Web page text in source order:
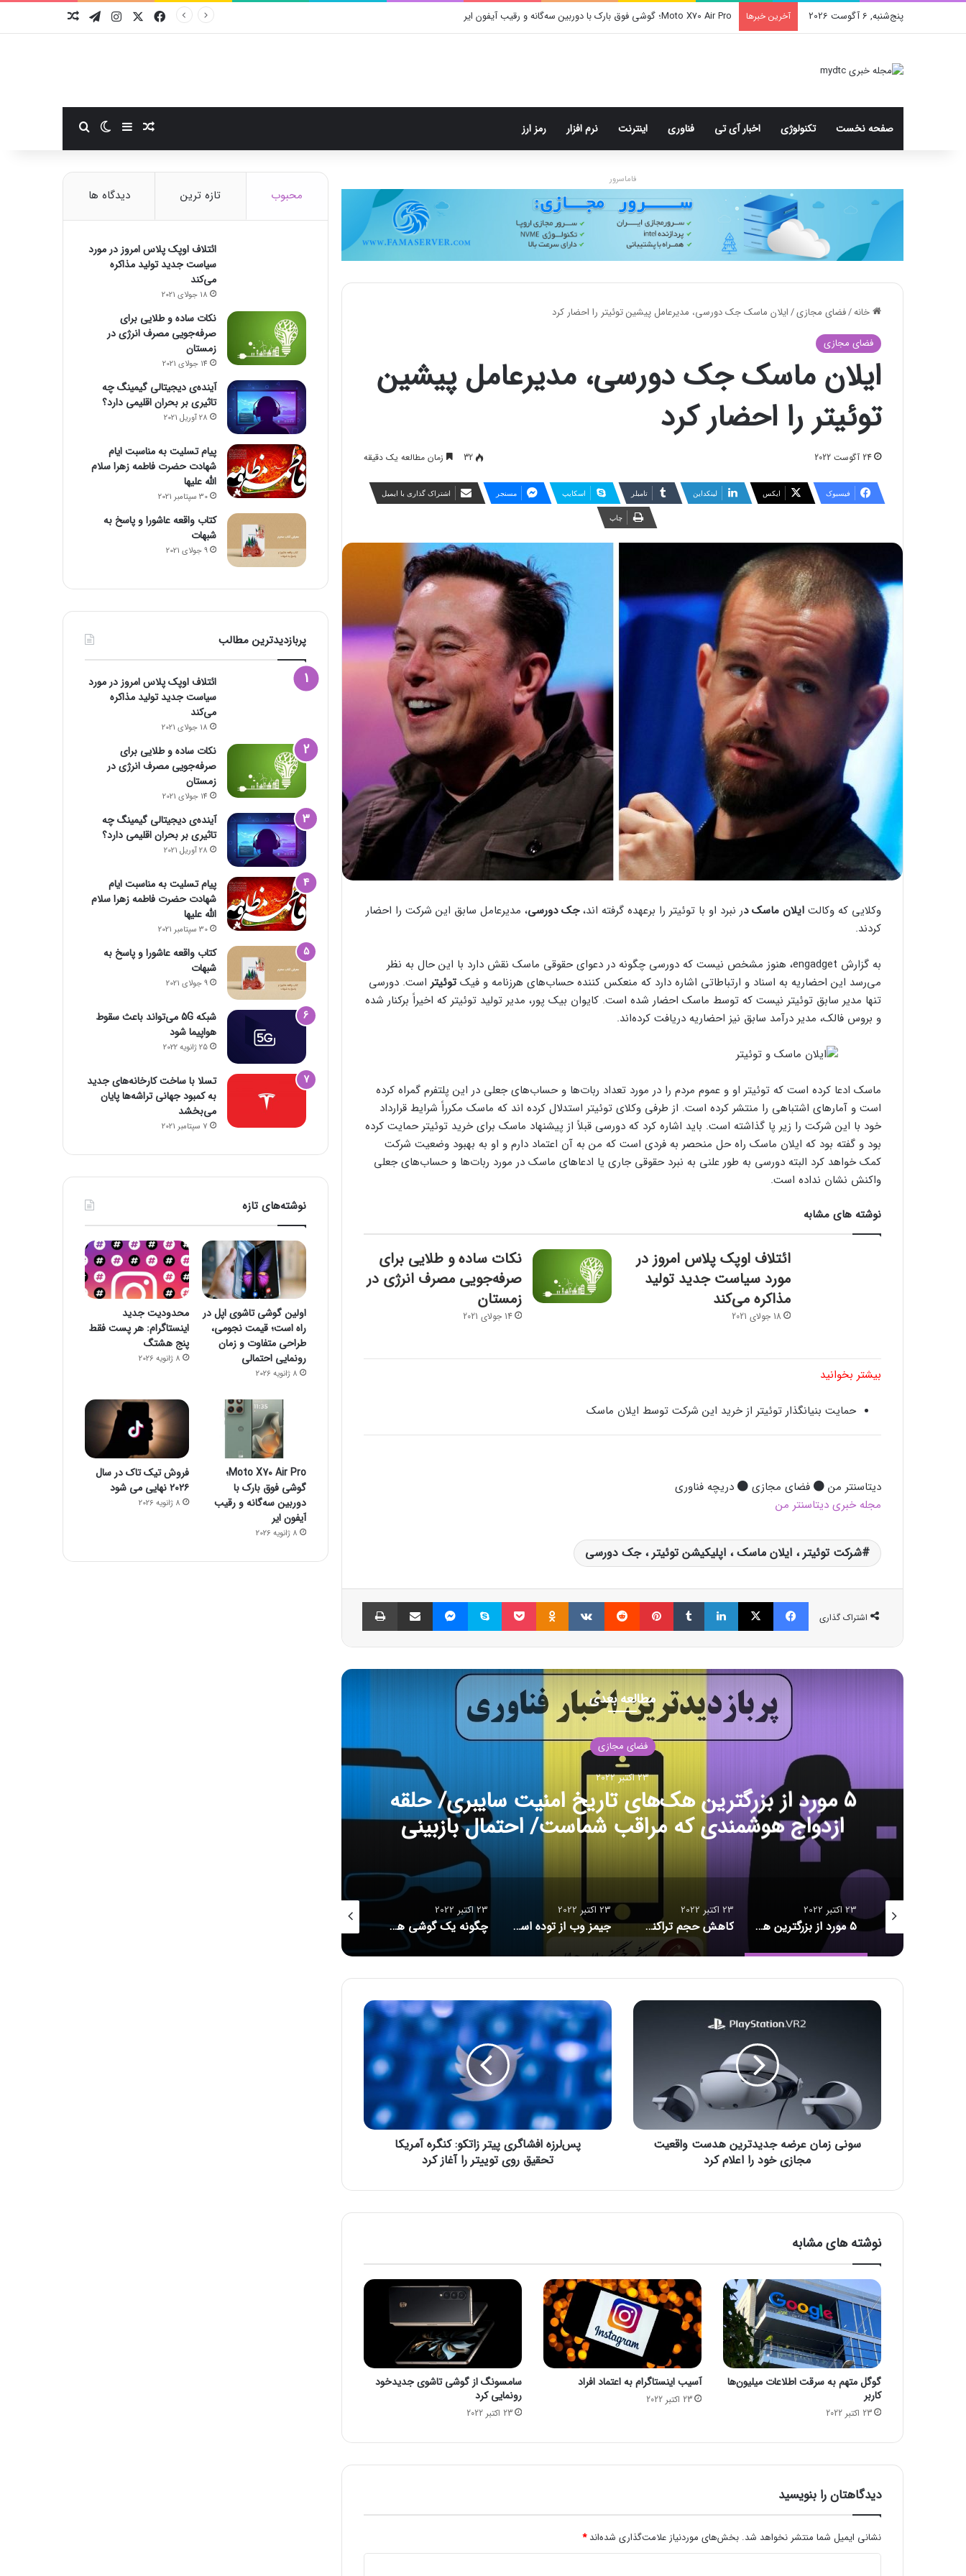
پنج‌شنبه, 6 آگوست 2026 آخرین خبرها Moto X70 Air Pro؛ گوشی فوق بارک با دوربین سه‌گانه و رقیب آیفون ایر فیسبوکایکس اینستاگرام
تلگرام
صفحه نخست تکنولوژی اخبار آی تی فناوری اینترنت نرم افزار رمز ارز نوشته تصادفی
سایدبارتغییر پوسته
فاماسرور
خانه/فضای مجازی/ایلان ماسک جک دورسی، مدیرعامل پیشین توئیتر را احضار کرد
فضای مجازی
ایلان ماسک جک دورسی، مدیرعامل پیشین
توئیتر را احضار کرد
24 آگوست 2022 32 زمان مطالعه یک دقیقه
فیسبوک ایکس لینکداین تامبلر اسکایپ مسنجر اشتراک گذاری با ایمیل
چاپ
وکلایی که وکالت ایلان ماسک در نبرد او با توئیتر را برعهده گرفته اند،جک دورسی، مدیرعامل سابق این شرکت را احضار
کردند.
به گزارش engadget، هنوز مشخص نیست که دورسی چگونه در دعوای حقوقی ماسک نقش دارد با این حال به نظر
می‌رسد این احضاریه به اسناد و ارتباطاتی اشاره دارد که منعکس کننده حساب‌های هرزنامه و فیک توئیتر است. دورسی
تنها مدیر سابق توئیتر نیست که توسط ماسک احضار شده است. کایوان بیک پور، مدیر تولید توئیتر که اخیراً برکنار شده
و بروس فالک، مدیر درآمد سابق نیز احضاریه دریافت کرده‌اند.
ماسک ادعا کرده است که توئیتر او و عموم مردم را در مورد تعداد ربات‌ها و حساب‌های جعلی در این پلتفرم گمراه کرده
است و آمار‌های اشتباهی را منتشر کرده است. از طرفی وکلای توئیتر استدلال کرده اند که ماسک مکرراً شرایط قرارداد
خود با این شرکت را زیر پا گذاشته است. باید اشاره کرد که دورسی قبلاً از پیشنهاد ماسک برای خرید توئیتر حمایت کرده
بود و گفته بود که ایلان ماسک راه حل منحصر به فردی است که من به آن اعتماد دارم و او به بهبود وضعیت شرکت
کمک خواهد کرد البته دورسی به طور علنی به نبرد حقوقی جاری یا ادعا‌های ماسک در مورد ربات‌ها و حساب‌های جعلی
واکنش نشان نداده است.
نوشته های مشابه
ائتلاف اوپک پلاس امروز در
مورد سیاست جدید تولید
مذاکره می‌کند
18 جولای 2021
نکات ساده و طلایی برای
صرفه‌جویی مصرف انرژی در
زمستان
14 جولای 2021
بیشتر بخوانید
حمایت بنیانگذار توئیتر از خرید این شرکت توسط ایلان ماسک
دیتاسنتر من فضای مجازی
دريچه فناوری
مجله خبری دیتاسنتر من
شرکت توئیتر ، ایلان ماسک ، اپلیکیشن توئیتر ، جک دورسی
اشتراک گذاری
فیسبوک ایکس لینکداین تامبلر پینتریست Reddit
VKontakte
Odnoklassniki پاکت اسکایپ مسنجر اشتراک گذاری با ایمیل
مطالعه بعدی
فضای مجازی
23 اکتبر 2022
۵ مورد از بزرگترین هک‌های تاریخ امنیت سایبری/ حلقه
ازدواج هوشمندی که مراقب شماست/ احتمال بازبینی
امنیتی آمریکا از قرارداد ماسک برای خرید توییتر
۱۶ برنامه آلوده از گوگل پلی پاک شدند
23 اکتبر 2022
۵ مورد از بزرگترین هک‌های تاریخ امنیت سایبری/ حلقه ازدواج هوشمندی که مراقب شماست/ احتمال بازبینی امنیتی آمریکا از قرارداد ماسک برای خرید توییتر
23 اکتبر 2022
کاهش حجم تراکنش‌ توکن‌های متاورس
23 اکتبر 2022
جیمز وب از توده اسرار آمیز تصویربرداری کرد
23 اکتبر 2022
چگونه یک گوشی هوشمند می‌تواند خطر مرگ شما را پیش بینی کند؟
س
ع
ج
ت
ر
ی
ن
ه
س
ت
و
ا
ق
ع
ت
ا
ی
خ
و
سونی زمان عرضه جدید‌ترین هدست واقعیت
مجازی خود را اعلام کرد
پ
ل
ر
ز
ه
ا
ف
ش
ی‌
ز
ا
ت
ک
و
:
ن
گ
م
ح
ق
پس‌لرزه افشاگری‌ پیتر زاتکو: کنگره آمریکا
تحقیق روی توییتر را آغاز کرد
نوشته های مشابه
گوگل متهم به سرقت اطلاعات میلیون‌ها
کاربر
23 اکتبر 2022
آسیب اینستاگرام به اعتماد افراد
23 اکتبر 2022
سامسونگ از گوشی تاشوی جدیدخود
رونمایی کرد
23 اکتبر 2022
دیدگاهتان را بنویسید
نشانی ایمیل شما منتشر نخواهد شد. بخش‌های موردنیاز علامت‌گذاری شده‌اند*
محبوب تازه ترین دیدگاه ها
ائتلاف اوپک پلاس امروز در مورد
سیاست جدید تولید مذاکره
می‌کند
18 جولای 2021
نکات ساده و طلایی برای
صرفه‌جویی مصرف انرژی در
زمستان
14 جولای 2021
آینده‌ی دیجیتالی گیمینگ چه
تاثیری بر بحران اقلیمی دارد؟
28 آوریل 2021
پیام تسلیت به مناسبت ایام
شهادت حضرت فاطمه زهرا سلام
الله علیها
30 سپتامبر 2021
کتاب واقعه عاشورا و پاسخ به
شبهات
9 جولای 2021
پربازدیدترین مطالب
ائتلاف اوپک پلاس امروز در مورد
سیاست جدید تولید مذاکره
می‌کند
18 جولای 2021
نکات ساده و طلایی برای
صرفه‌جویی مصرف انرژی در
زمستان
14 جولای 2021
آینده‌ی دیجیتالی گیمینگ چه
تاثیری بر بحران اقلیمی دارد؟
28 آوریل 2021
پیام تسلیت به مناسبت ایام
شهادت حضرت فاطمه زهرا سلام
الله علیها
30 سپتامبر 2021
کتاب واقعه عاشورا و پاسخ به
شبهات
9 جولای 2021
شبکه 5G می‌تواند باعث سقوط
هواپیما شود
25 ژانویه 2022
تسلا با ساخت کارخانه‌های جدید
به کمبود جهانی تراشه‌ها پایان
می‌بخشد
7 سپتامبر 2021
نوشته‌های تازه
اولین گوشی تاشوی اپل در
راه است؛ قیمت نجومی،
طراحی متفاوت و زمان
رونمایی احتمالی
8 ژانویه 2026
محدودیت جدید
اینستاگرام: هر پست فقط
پنج هشتگ
8 ژانویه 2026
Moto X70 Air Pro؛
گوشی فوق بارک با
دوربین سه‌گانه و رقیب
آیفون ایر
8 ژانویه 2026
فروش تیک تاک در سال
۲۰۲۶ نهایی می شود
8 ژانویه 2026